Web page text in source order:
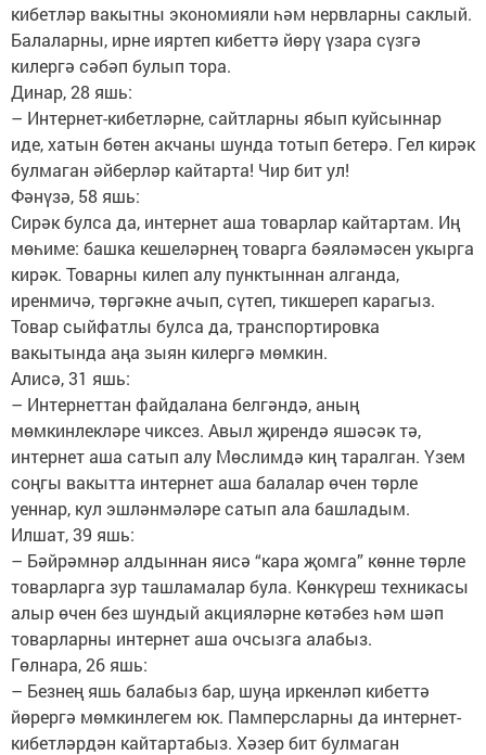
кибетләр вакытны экономияли һәм нервларны саклый.
Балаларны, ирне ияртеп кибеттә йөрү үзара сүзгә
килергә сәбәп булып тора.
Динар, 28 яшь:
– Интернет-кибетләрне, сайтларны ябып куйсыннар
иде, хатын бөтен акчаны шунда тотып бетерә. Гел кирәк
булмаган әйберләр кайтарта! Чир бит ул!
Фәнүзә, 58 яшь:
Сирәк булса да, интернет аша товарлар кайтартам. Иң
мөһиме: башка кешеләрнең товарга бәяләмәсен укырга
кирәк. Товарны килеп алу пунктыннан алганда,
иренмичә, төргәкне ачып, сүтеп, тикшереп карагыз.
Товар сыйфатлы булса да, транспортировка
вакытында аңа зыян килергә мөмкин.
Алисә, 31 яшь:
– Интернеттан файдалана белгәндә, аның
мөмкинлекләре чиксез. Авыл җирендә яшәсәк тә,
интернет аша сатып алу Мөслимдә киң таралган. Үзем
соңгы вакытта интернет аша балалар өчен төрле
уеннар, кул эшләнмәләре сатып ала башладым.
Илшат, 39 яшь:
– Бәйрәмнәр алдыннан яисә “кара җомга” көнне төрле
товарларга зур ташламалар була. Көнкүреш техникасы
алыр өчен без шундый акцияләрне көтәбез һәм шәп
товарларны интернет аша очсызга алабыз.
Гөлнара, 26 яшь:
– Безнең яшь балабыз бар, шуңа иркенләп кибеттә
йөрергә мөмкинлегем юк. Памперсларны да интернет-
кибетләрдән кайтартабыз. Хәзер бит булмаган